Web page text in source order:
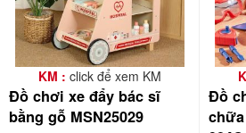
Đồ chơi cho bé tại babycuatoi.vn
lượng nghiêm ngặt, đảm
Những bộ đồ chơi bác sĩ chắc hẳn sẽ là
đẹp, thật ý nghĩa trong dịp giáng sinh này
KM : click để xem KM
Đồ chơi xe đẩy bác sĩ
bằng gỗ MSN25029
Đồ